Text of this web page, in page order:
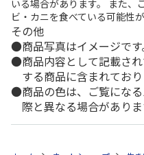
いる場合があります。 また、
ビ・カニを食べている可能性が
その他
商品写真はイメージです
商品内容として記載さ
する商品に含まれており
商品の色は、ご覧にな
際と異なる場合がありま